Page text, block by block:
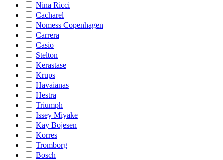
Nina Ricci
Cacharel
Nomess Copenhagen
Carrera
Casio
Stelton
Kerastase
Krups
Havaianas
Hestra
Triumph
Issey Miyake
Kay Bojesen
Korres
Tromborg
Bosch